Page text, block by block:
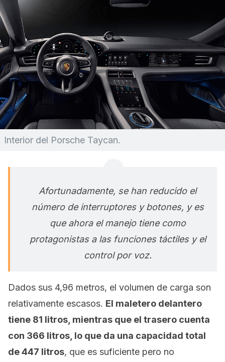
Interior del Porsche Taycan.
Afortunadamente, se han reducido el
número de interruptores y botones, y es
que ahora el manejo tiene como
protagonistas a las funciones táctiles y el
control por voz.
Dados sus 4,96 metros, el volumen de carga son
relativamente escasos. El maletero delantero
tiene 81 litros, mientras que el trasero cuenta
con 366 litros, lo que da una capacidad total
de 447 litros, que es suficiente pero no